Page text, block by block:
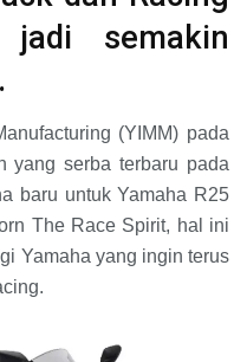
semakin
(YIMM) pada
yang serba terbaru pada
baru untuk Yamaha R25
The Race Spirit, hal ini
Yamaha yang ingin terus